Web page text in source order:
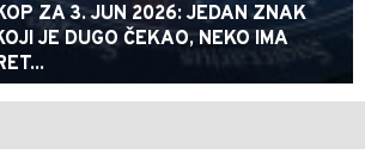
ZA 3. JUN 2026: JEDAN ZNAK
JE DUGO ČEKAO, NEKO IMA